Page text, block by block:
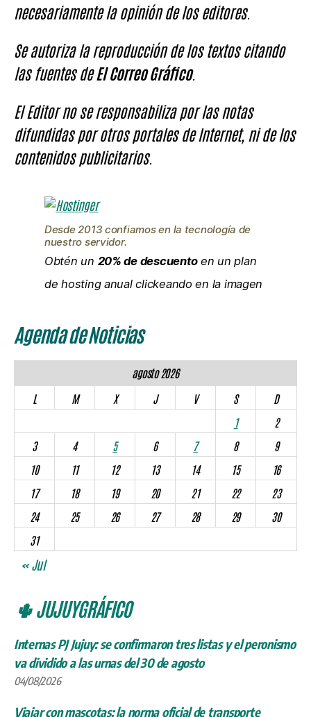
necesariamente la opinión de los editores.
Se autoriza la reproducción de los textos citando
las fuentes deEl Correo Gráfico.
El Editor no se responsabiliza por las notas
difundidas por otros portales de Internet, ni de los
contenidos publicitarios.
Desde 2013 confiamos en la tecnología de
nuestro servidor.
Obtén un 20% de descuentoen un plan
de hosting anual clickeando en la imagen
Agenda de Noticias
agosto 2026
L
M X J V S
D
1
2
3
4 5 6 7 8
9
10
11 12 13 14 15
16
17
18 19 20 21 22
23
24
25 26 27 28 29
30
31
« Jul
🌵 JUJUYGRÁFICO
Internas PJ Jujuy: se confirmaron tres listas y el peronismo
va dividido a las urnas del 30 de agosto
04/08/2026
Viajar con mascotas: la norma oficial de transporte